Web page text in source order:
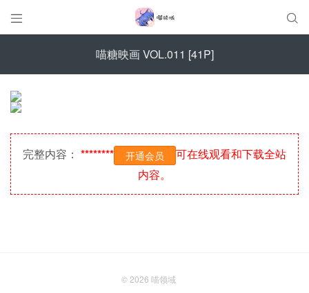
 
喵糖映画 VOL.011 [41P]
完整内容： ******** 开通会员
可在线观看和下载全站
内容。
© 2026 喵领域